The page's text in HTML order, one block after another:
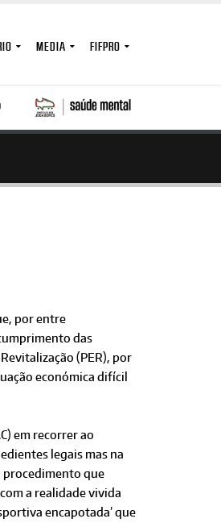
MEDIA FIFPRO
por entre
das
(PER), por
económica difícil
em recorrer ao
legais mas na
procedimento que
a realidade vivida
encapotada’ que